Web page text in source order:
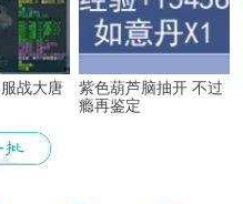
战大唐
紫色葫芦脑抽开 不过
瘾再鉴定